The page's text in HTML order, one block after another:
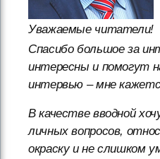
Уважаемые читатели!
Спасибо большое за
интересны и помогут
интервью – мне
В качестве вводной
личных вопросов,
окраску и не слишком